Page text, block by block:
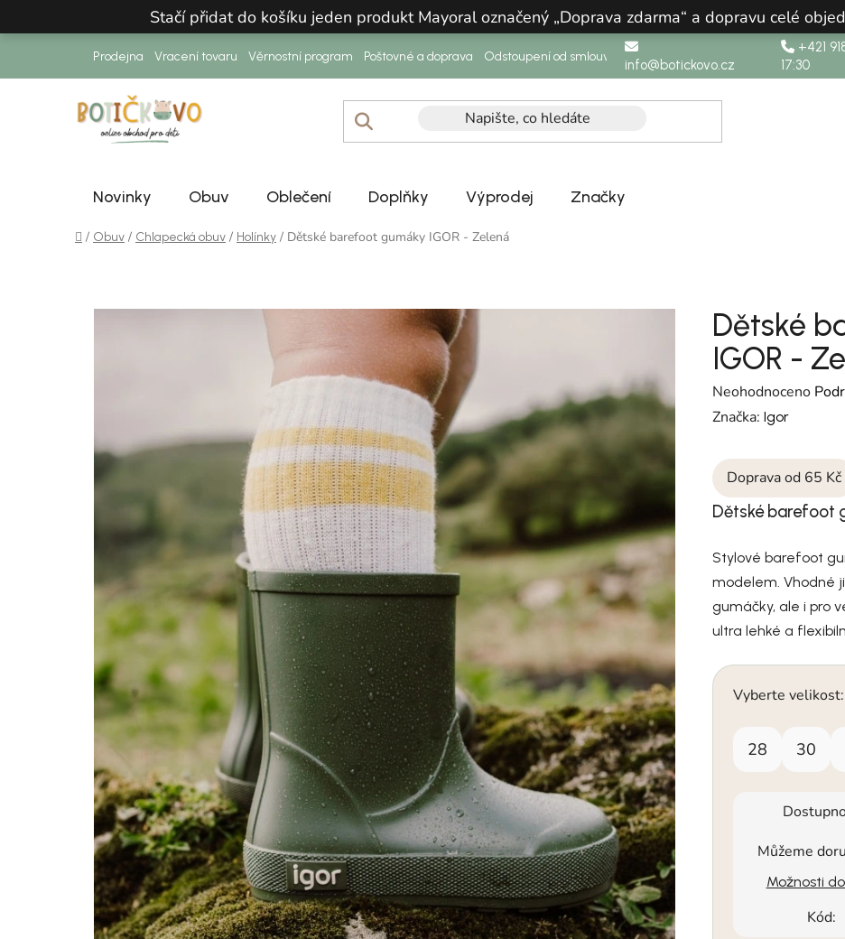
Stačí přidat do košíku jeden produkt Mayoral označený „Doprava zdarma“ a dopravu celé
Prodejna Vracení tovaru Věrnostní program Poštovné a doprava Odstoupení od smlouvy info@botickovo.cz
+421
17:30
Novinky Obuv Oblečení Doplňky Výprodej Značky
Domů
/ Obuv / Chlapecká obuv / Holínky / Dětské barefoot gumáky IGOR - Zelená
Dětské
IGOR -
Průměrné
Neohodnoceno
Značka:Igor
Doprava od 65 Kč
Dětské barefoot
Stylové barefoot
modelem. Vhodné
gumáčky, ale i pro
ultra lehké a
Vyberte velikost:
28 30
Můžeme
Možnosti
Kód: